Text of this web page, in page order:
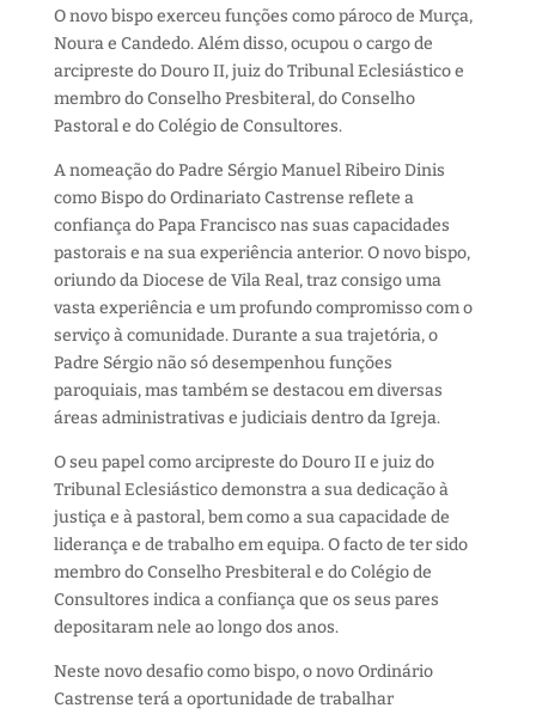
O novo bispo exerceu funções como pároco de Murça,
Noura e Candedo. Além disso, ocupou o cargo de
arcipreste do Douro II, juiz do Tribunal Eclesiástico e
membro do Conselho Presbiteral, do Conselho
Pastoral e do Colégio de Consultores.
A nomeação do Padre Sérgio Manuel Ribeiro Dinis
como Bispo do Ordinariato Castrense reflete a
confiança do Papa Francisco nas suas capacidades
pastorais e na sua experiência anterior. O novo bispo,
oriundo da Diocese de Vila Real, traz consigo uma
vasta experiência e um profundo compromisso com o
serviço à comunidade. Durante a sua trajetória, o
Padre Sérgio não só desempenhou funções
paroquiais, mas também se destacou em diversas
áreas administrativas e judiciais dentro da Igreja.
O seu papel como arcipreste do Douro II e juiz do
Tribunal Eclesiástico demonstra a sua dedicação à
justiça e à pastoral, bem como a sua capacidade de
liderança e de trabalho em equipa. O facto de ter sido
membro do Conselho Presbiteral e do Colégio de
Consultores indica a confiança que os seus pares
depositaram nele ao longo dos anos.
Neste novo desafio como bispo, o novo Ordinário
Castrense terá a oportunidade de trabalhar